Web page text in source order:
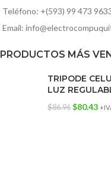
Teléfono: +(593) 99 473
Email:
PRODUCTOS MÁS
TRIPODE
LUZ
$86.96 $80.43